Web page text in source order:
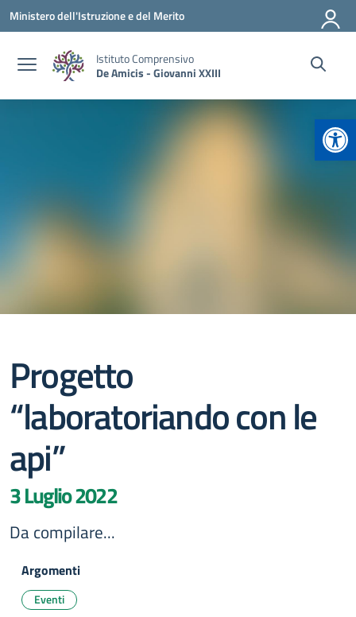
Vai ai contenuti
Vai al menu di navigazione
Vai al footer
Ministero dell'Istruzione e del Merito
Istituto Comprensivo
De Amicis - Giovanni XXIII
Progetto
“laboratoriando con le
api”
3 Luglio 2022
Da compilare...
Argomenti
Eventi